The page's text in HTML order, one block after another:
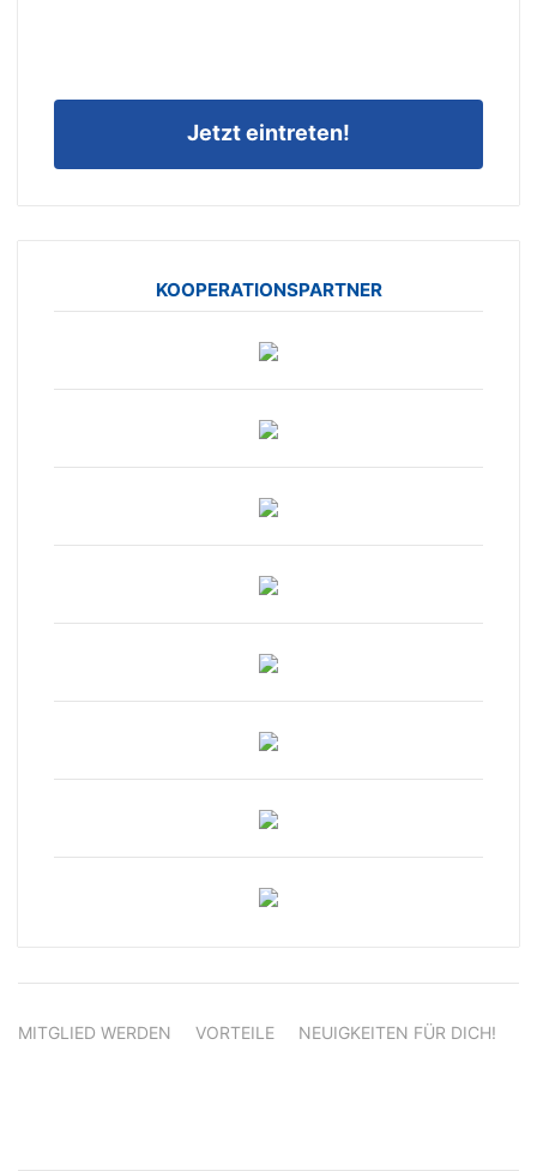
Jetzt eintreten!
KOOPERATIONSPARTNER
MITGLIED WERDEN VORTEILE NEUIGKEITEN FÜR DICH!